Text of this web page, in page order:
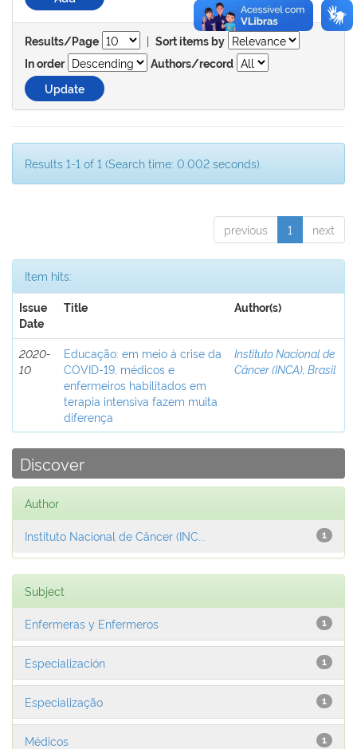
Results/Page | Sort items by
In order
Authors/record
Results 1-1 of 1 (Search time: 0.002 seconds).
previous 1 next
Item hits:
Issue
Date
Title Author(s)
2020-
10
Educação: em meio à crise da
COVID-19, médicos e
enfermeiros habilitados em
terapia intensiva fazem muita
diferença
Instituto Nacional de
Câncer (INCA), Brasil
Discover
Author
1
Instituto Nacional de Câncer (INC...
Subject
1
Enfermeras y Enfermeros
1
Especialización
1
Especialização
1
Médicos